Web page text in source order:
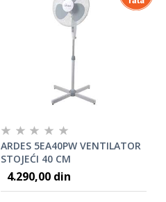
ARDES 5EA40PW VENTILATOR
STOJEĆI 40 CM
4.290,00 din